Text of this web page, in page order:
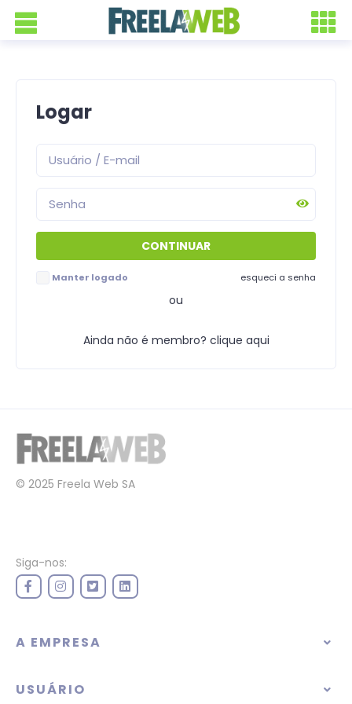
Logar
Manter logado esqueci a senha
ou
Ainda não é membro? clique aqui
© 2025 Freela Web SA
Siga-nos:
A EMPRESA
USUÁRIO